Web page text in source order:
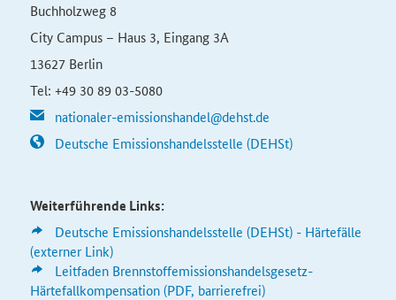
Buchholzweg 8
City Campus – Haus 3, Eingang 3A
13627 Berlin
Tel: +49 30 89 03-5080
nationaler-emissionshandel@dehst.de
Deutsche Emissionshandelsstelle (DEHSt)
Weiterführende Links:
Deutsche Emissionshandelsstelle (DEHSt) - Härtefälle
(externer Link)
Leitfaden Brennstoffemissionshandelsgesetz-
Härtefallkompensation (PDF, barrierefrei)